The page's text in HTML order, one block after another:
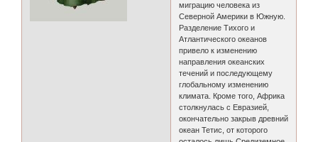
миграцию человека из
Северной Америки в Южную.
Разделение Тихого и
Атлантического океанов
привело к изменению
направления океанских
течений и последующему
глобальному изменению
климата. Кроме того, Африка
столкнулась с Евразией,
окончательно закрыв древний
океан Тетис, от которого